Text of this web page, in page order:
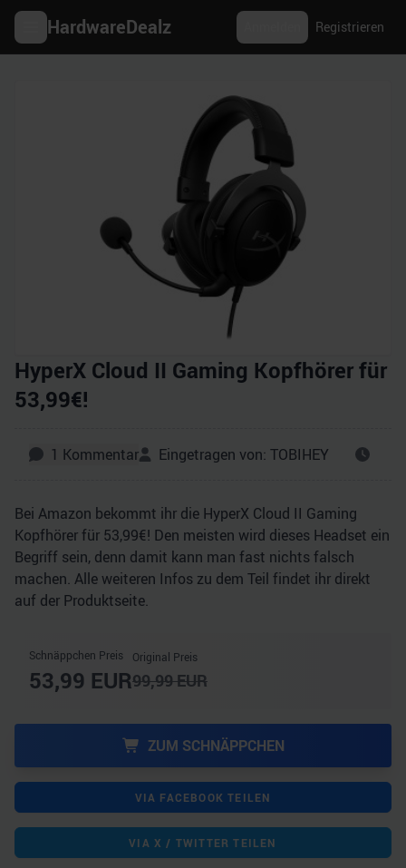
HardwareDealz Registrieren
HyperX Cloud II Gaming Kopfhörer für
53,99€!
1 Kommentar Eingetragen von: TOBIHEY
Bei Amazon bekommt ihr die HyperX Cloud II Gaming
Kopfhörer für 53,99€! Den meisten wird dieses Headset ein
Begriff sein, denn damit kann man fast nichts falsch
machen. Alle weiteren Infos zu dem Teil findet ihr direkt
auf der Produktseite.
Schnäppchen Preis
53,99 EUR
Original Preis
99,99EUR
ZUM SCHNÄPPCHEN
VIA FACEBOOK TEILEN
VIA X / TWITTER TEILEN